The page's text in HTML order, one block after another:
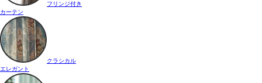
フリンジ付き
カーテン
クラシカル
エレガント